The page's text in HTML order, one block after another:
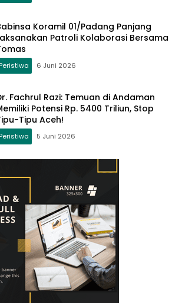
Koramil 01/Padang Panjang
Patroli Kolaborasi Bersama
6 Juni 2026
Fachrul Razi: Temuan di Andaman
Potensi Rp. 5400 Triliun, Stop
Tipu Aceh!
5 Juni 2026